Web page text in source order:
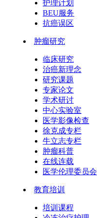
护理计划
BEU服务
抗癌误区
肿瘤研究
临床研究
治癌新理念
研究课题
专家论文
学术研讨
中心实验室
医学影像检查
徐克成专栏
牛立志专栏
肿瘤科普
在线连载
医学伦理委员会
教育培训
培训课程